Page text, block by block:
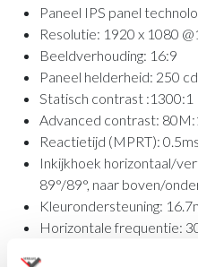
Paneel IPS panel
Resolutie: 1920 x 1080
Beeldverhouding: 16:9
Paneel helderheid: 250
Statisch contrast :1300:1
Advanced contrast:
Reactietijd (MPRT): 0.5ms
Inkijkhoek horizontaal/
89°/89°, naar boven/
Kleurondersteuning:
Horizontale frequentie:
Zichtbaar formaat: 527 x